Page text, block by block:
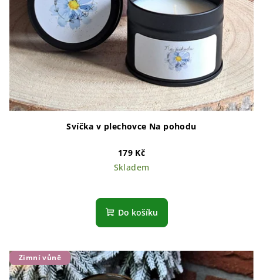
Svíčka v plechovce Na pohodu
179 Kč
Skladem
Do košíku
Zimní vůně